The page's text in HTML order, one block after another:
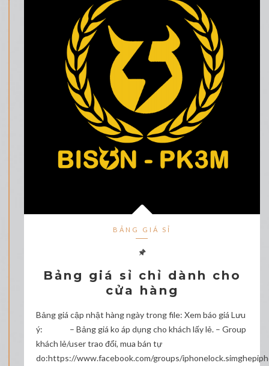
BẢNG GIÁ SỈ
Bảng giá sỉ chỉ dành cho
cửa hàng
Bảng giá cập nhật hàng ngày trong file: Xem báo giá Lưu
ý: – Bảng giá ko áp dụng cho khách lấy lẻ. – Group
khách lẻ/user trao đổi, mua bán tự
do:https://www.facebook.com/groups/